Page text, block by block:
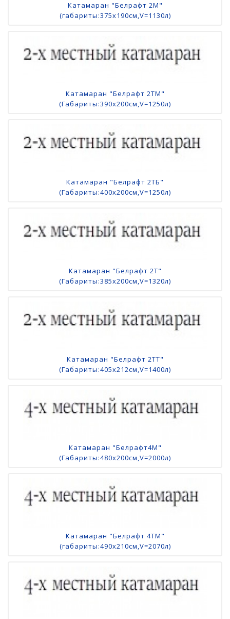
Катамаран "Белрафт 2М"
(габариты:375х190см,V=1130л)
Катамаран "Белрафт 2ТМ"
(Габариты:390х200см,V=1250л)
Катамаран "Белрафт 2ТБ"
(Габариты:400х200см,V=1250л)
Катамаран "Белрафт 2Т"
(Габариты:385х200см,V=1320л)
Катамаран "Белрафт 2ТТ"
(Габариты:405х212см,V=1400л)
Катамаран "Белрафт4М"
(Габариты:480х200см,V=2000л)
Катамаран "Белрафт 4TМ"
(габариты:490х210см,V=2070л)